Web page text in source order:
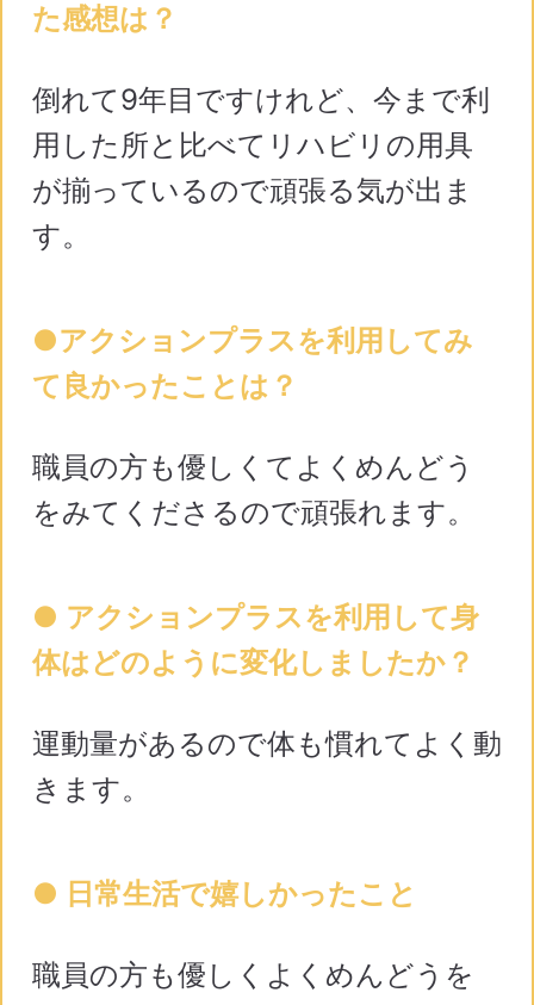
た感想は？
倒れて9年目ですけれど、今まで利
用した所と比べてリハビリの用具
が揃っているので頑張る気が出ま
す。
●アクションプラスを利用してみ
て良かったことは？
職員の方も優しくてよくめんどう
をみてくださるので頑張れます。
● アクションプラスを利用して身
体はどのように変化しましたか？
運動量があるので体も慣れてよく動
きます。
● 日常生活で嬉しかったこと
職員の方も優しくよくめんどうを